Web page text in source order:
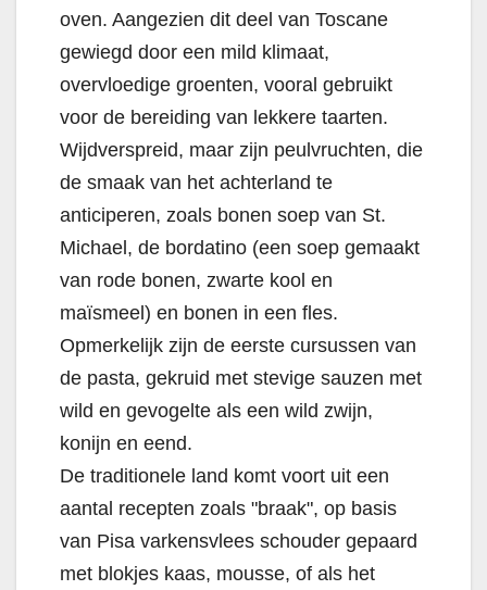
oven. Aangezien dit deel van Toscane
gewiegd door een mild klimaat,
overvloedige groenten, vooral gebruikt
voor de bereiding van lekkere taarten.
Wijdverspreid, maar zijn peulvruchten, die
de smaak van het achterland te
anticiperen, zoals bonen soep van St.
Michael, de bordatino (een soep gemaakt
van rode bonen, zwarte kool en
maïsmeel) en bonen in een fles.
Opmerkelijk zijn de eerste cursussen van
de pasta, gekruid met stevige sauzen met
wild en gevogelte als een wild zwijn,
konijn en eend.
De traditionele land komt voort uit een
aantal recepten zoals "braak", op basis
van Pisa varkensvlees schouder gepaard
met blokjes kaas, mousse, of als het